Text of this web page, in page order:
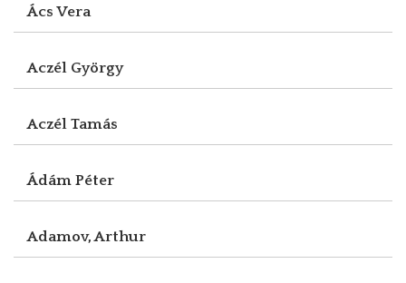
Ács Vera
Aczél György
Aczél Tamás
Ádám Péter
Adamov, Arthur